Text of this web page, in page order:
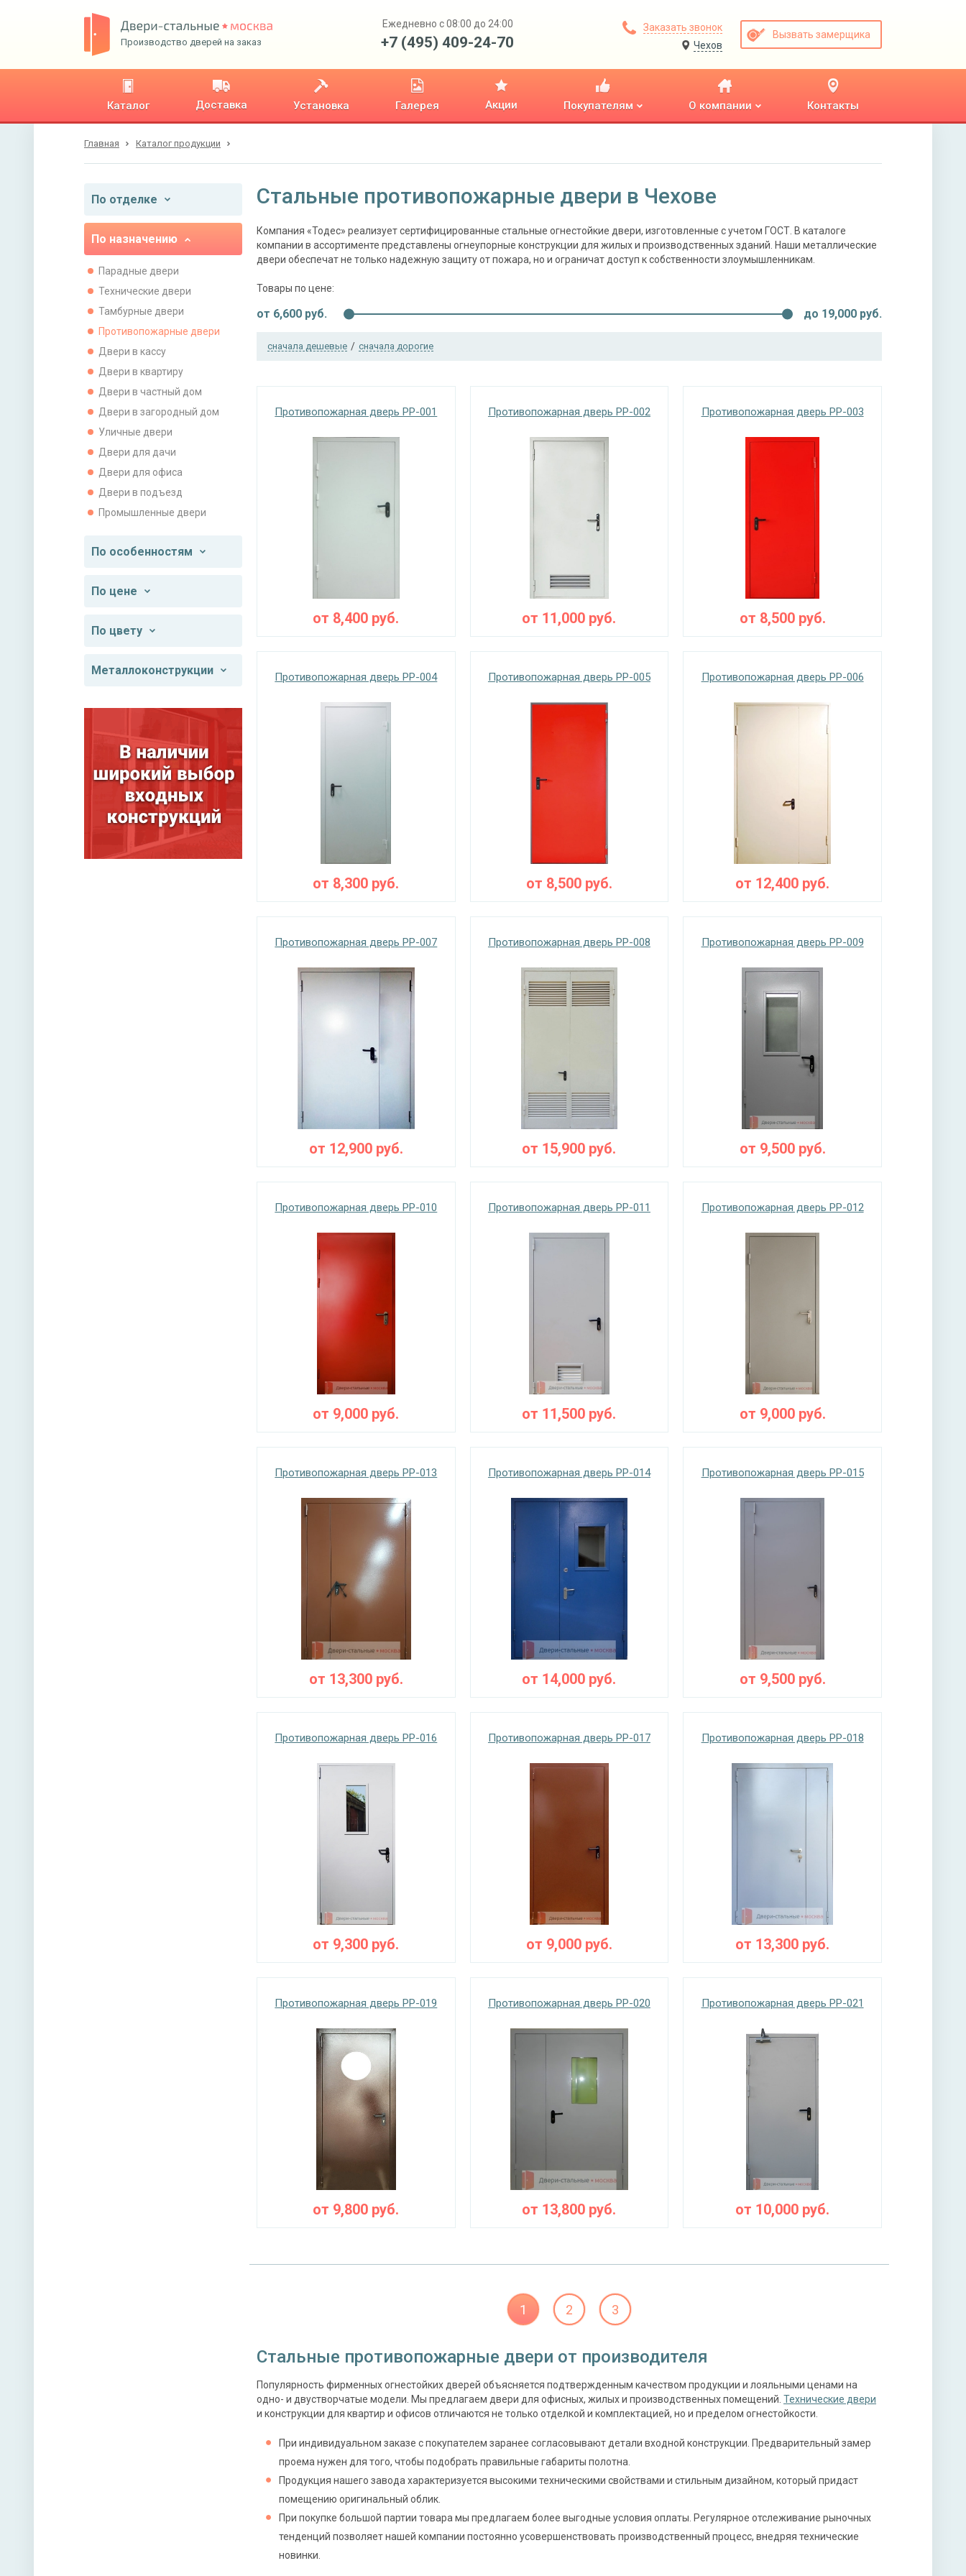
Производство дверей на заказ
Ежедневно с 08:00 до 24:00
+7 (495) 409-24-70
Заказать звонок
Чехов
Вызвать замерщика
Каталог Доставка Установка Галерея Акции Покупателям О компании Контакты
Главная Каталог продукции
По отделке
По назначению
Парадные двери
Технические двери
Тамбурные двери
Противопожарные двери
Двери в кассу
Двери в квартиру
Двери в частный дом
Двери в загородный дом
Уличные двери
Двери для дачи
Двери для офиса
Двери в подъезд
Промышленные двери
По особенностям
По цене
По цвету
Металлоконструкции
Стальные противопожарные двери в Чехове
Компания «Тодес» реализует сертифицированные стальные огнестойкие двери, изготовленные с учетом ГОСТ. В каталоге
компании в ассортименте представлены огнеупорные конструкции для жилых и производственных зданий. Наши металлические
двери обеспечат не только надежную защиту от пожара, но и ограничат доступ к собственности злоумышленникам.
Товары по цене:
от 6,600 руб. до 19,000 руб.
сначала дешевые / сначала дорогие
Противопожарная дверь PP-001
от 8,400 руб.
Противопожарная дверь PP-002
от 11,000 руб.
Противопожарная дверь PP-003
от 8,500руб.
Противопожарная дверь PP-004
от 8,300 руб.
Противопожарная дверь PP-005
от 8,500руб.
Противопожарная дверь PP-006
от 12,400 руб.
Противопожарная дверь PP-007
от 12,900руб.
Противопожарная дверь PP-008
от 15,900 руб.
Противопожарная дверь PP-009
от 9,500руб.
Противопожарная дверь PP-010
от 9,000 руб.
Противопожарная дверь PP-011
от 11,500 руб.
Противопожарная дверь PP-012
от 9,000руб.
Противопожарная дверь PP-013
от 13,300руб.
Противопожарная дверь PP-014
от 14,000 руб.
Противопожарная дверь PP-015
от 9,500руб.
Противопожарная дверь PP-016
от 9,300 руб.
Противопожарная дверь PP-017
от 9,000руб.
Противопожарная дверь PP-018
от 13,300 руб.
Противопожарная дверь PP-019
от 9,800 руб.
Противопожарная дверь PP-020
от 13,800 руб.
Противопожарная дверь PP-021
от 10,000 руб.
1 2 3
Стальные противопожарные двери от производителя
Популярность фирменных огнестойких дверей объясняется подтвержденным качеством продукции и лояльными ценами на
одно- и двустворчатые модели. Мы предлагаем двери для офисных, жилых и производственных помещений. Технические двери
и конструкции для квартир и офисов отличаются не только отделкой и комплектацией, но и пределом огнестойкости.
При индивидуальном заказе с покупателем заранее согласовывают детали входной конструкции. Предварительный замер
проема нужен для того, чтобы подобрать правильные габариты полотна.
Продукция нашего завода характеризуется высокими техническими свойствами и стильным дизайном, который придаст
помещению оригинальный облик.
При покупке большой партии товара мы предлагаем более выгодные условия оплаты. Регулярное отслеживание рыночных
тенденций позволяет нашей компании постоянно усовершенствовать производственный процесс, внедряя технические
новинки.